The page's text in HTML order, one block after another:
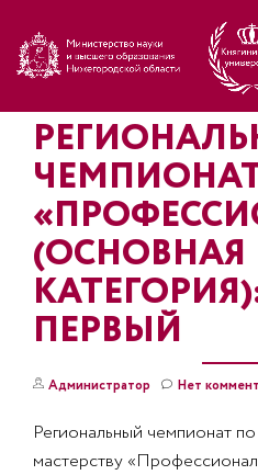
(ОСНОВНАЯ
ПЕРВЫЙ
Администратор Нет
Региональный чемпионат
мастерству